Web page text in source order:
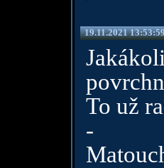
19.11.2021
To už
-